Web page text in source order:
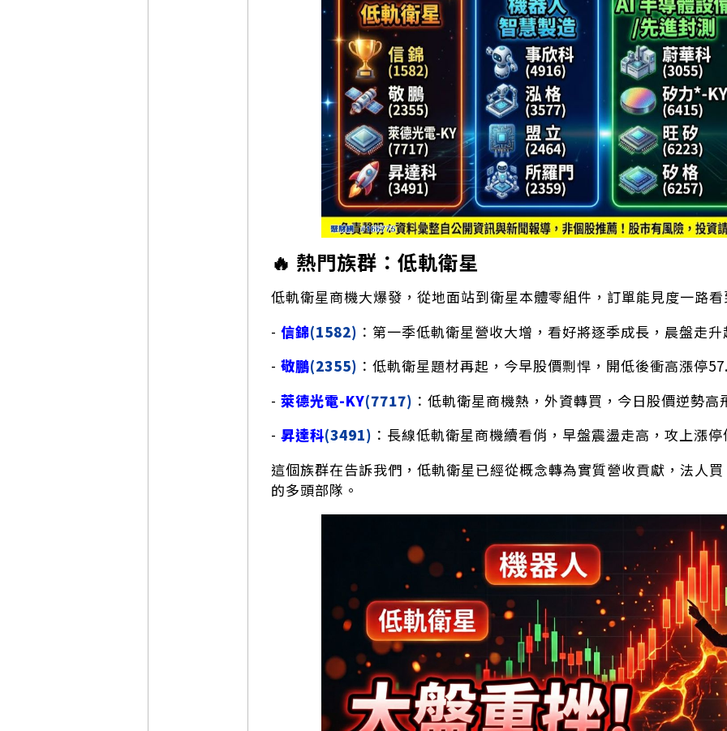
🔥 熱門族群：低軌衛星
低軌衛星商機大爆發，從地面站到衛星本體零組件，訂單能見度一路
- 信錦(1582) ：第一季低軌衛星營收大增，看好將逐季成長，晨盤走
- 敬鵬(2355) ：低軌衛星題材再起，今早股價剽悍，開低後衝高漲停
- 萊德光電-KY(7717) ：低軌衛星商機熱，外資轉買，今日股價逆勢
- 昇達科(3491) ：長線低軌衛星商機續看俏，早盤震盪走高，攻上漲
這個族群在告訴我們，低軌衛星已經從概念轉為實質營收貢獻，法人
的多頭部隊。